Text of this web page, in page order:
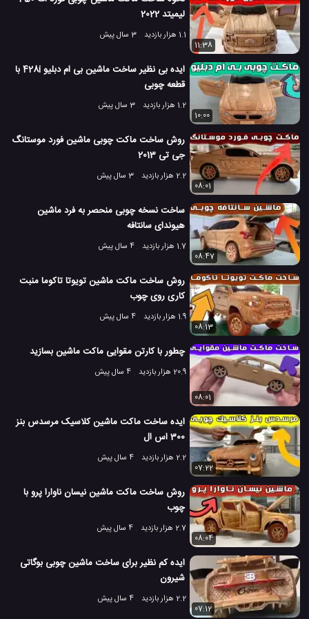
لیمیتد 2022
1.1 هزار بازدید
3 سال پیش
11:38
ایده بی نظیر ساخت ماشین بی ام دبلیو 428i با
قطعه چوبی
1.2 هزار بازدید
3 سال پیش
10:00
روش ساخت ماکت چوبی ماشین فورد موستانگ
جی تی 2013
2.2 هزار بازدید
3 سال پیش
08:01
ساخت نسخه چوبی منحصر به فرد ماشین
هیوندای سانتافه
1.7 هزار بازدید
4 سال پیش
08:47
روش ساخت ماکت ماشین تویوتا تاکوما منبت
کاری روی چوب
1.9 هزار بازدید
4 سال پیش
08:13
چطور با کارتن مقوایی ماکت ماشین بسازید
20.9 هزار بازدید 4 سال پیش
08:01
ایده ساخت ماکت ماشین کلاسیک مرسدس بنز
300 اس ال
2.2 هزار بازدید
4 سال پیش
07:22
روش ساخت ماکت ماشین نیسان ناوارا پرو با
چوب
2.7 هزار بازدید
4 سال پیش
08:04
ایده کم نظیر برای ساخت ماشین چوبی بوگاتی
شیرون
2.2 هزار بازدید
4 سال پیش
07:12